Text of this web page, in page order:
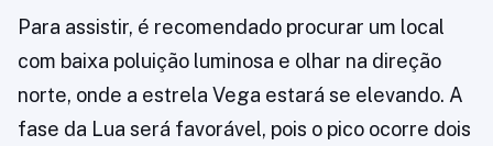
Para assistir, é recomendado procurar um local
com baixa poluição luminosa e olhar na direção
norte, onde a estrela Vega estará se elevando. A
fase da Lua será favorável, pois o pico ocorre dois